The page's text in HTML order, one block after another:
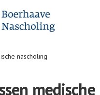
nascholing
medische